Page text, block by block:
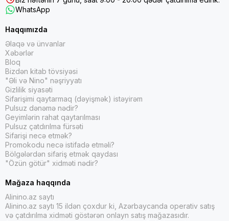
WhatsApp
Haqqımızda
Əlaqə və ünvanlar
Xəbərlər
Bloq
Bizdən kitab tövsiyəsi
"Əli və Nino" nəşriyyatı
Gizlilik siyasəti
Sifarişimi qaytarmaq (dəyişmək) istəyirəm
Pulsuz dənəmə nədir?
Geyimlərin rahat qaytarılması
Pulsuz çatdırılma fürsəti
Sifarişi necə etmək?
Promokodu necə istifadə etməli?
Bölgələrdən sifariş etmək qaydası
"Özün götür" xidməti nədir?
Mağaza haqqında
Alinino.az saytı
Alinino.az saytı 15 ildən çoxdur ki, Azərbaycanda operativ satış
və çatdırılma xidməti göstərən onlayn satış mağazasıdır.